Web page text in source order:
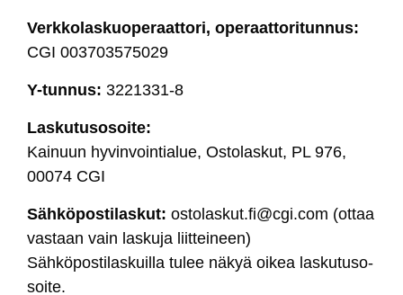
Verk­ko­las­kuo­pe­raat­to­ri, ope­raat­to­ri­tun­nus:
CGI 003703575029
Y-tun­nus: 3221331-8
Las­ku­tu­so­soi­te:
Kai­nuun hy­vin­voin­tia­lue, Os­to­las­kut, PL 976,
00074 CGI
Säh­kö­pos­ti­las­kut: os­to­las­kut.fi@cgi.com (ot­taa
vas­taan vain las­ku­ja liit­tei­neen)
Säh­kö­pos­ti­las­kuil­la tu­lee nä­kyä oi­kea las­ku­tu­so­
soi­te.